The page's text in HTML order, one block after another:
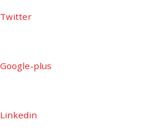
Twitter
Google-plus
Linkedin